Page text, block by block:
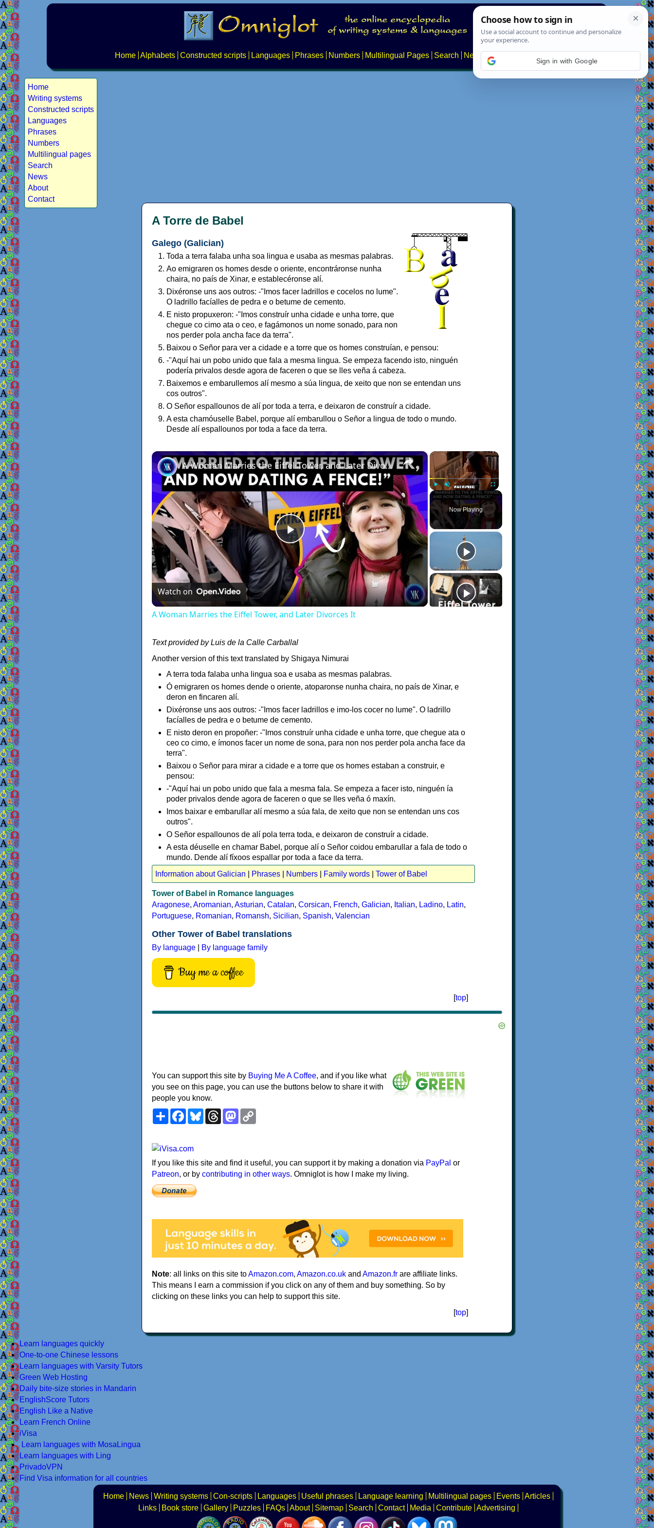
Home Alphabets Constructed scripts Languages Phrases Numbers Multilingual Pages Search News About
Home
Writing systems
Constructed scripts
Languages
Phrases
Numbers
Multilingual pages
Search
News
About
Contact
A Torre de Babel
Galego (Galician)
Toda a terra falaba unha soa lingua e usaba as mesmas palabras.
Ao emigraren os homes desde o oriente, encontráronse nunha
chaira, no país de Xinar, e establecéronse alí.
Dixéronse uns aos outros: -"Imos facer ladrillos e cocelos no lume".
O ladrillo facíalles de pedra e o betume de cemento.
E nisto propuxeron: -"Imos construír unha cidade e unha torre, que
chegue co cimo ata o ceo, e fagámonos un nome sonado, para non
nos perder pola ancha face da terra".
Baixou o Señor para ver a cidade e a torre que os homes construían, e pensou:
-"Aquí hai un pobo unido que fala a mesma lingua. Se empeza facendo isto, ninguén
podería privalos desde agora de faceren o que se lles veña á cabeza.
Baixemos e embarullemos alí mesmo a súa lingua, de xeito que non se entendan uns
cos outros".
O Señor espallounos de alí por toda a terra, e deixaron de construír a cidade.
A esta chamóuselle Babel, porque alí embarullou o Señor a lingua de todo o mundo.
Desde alí espallounos por toda a face da terra.
×
Play Unmute Fullscreen
Now Playing
×
Play
Video
A Woman Marries the Eiffel Tower, and Later Divorces It
Watch on
A Woman Marries the Eiffel Tower, and Later Divorces It
Text provided by Luis de la Calle Carballal
Another version of this text translated by Shigaya Nimurai
A terra toda falaba unha lingua soa e usaba as mesmas palabras.
Ó emigraren os homes dende o oriente, atoparonse nunha chaira, no país de Xinar, e
deron en fincaren alí.
Dixéronse uns aos outros: -"Imos facer ladrillos e imo-los cocer no lume". O ladrillo
facíalles de pedra e o betume de cemento.
E nisto deron en propoñer: -"Imos construír unha cidade e unha torre, que chegue ata o
ceo co cimo, e ímonos facer un nome de sona, para non nos perder pola ancha face da
terra".
Baixou o Señor para mirar a cidade e a torre que os homes estaban a construir, e
pensou:
-"Aquí hai un pobo unido que fala a mesma fala. Se empeza a facer isto, ninguén ía
poder privalos dende agora de faceren o que se lles veña ó maxín.
Imos baixar e embarullar alí mesmo a súa fala, de xeito que non se entendan uns cos
outros".
O Señor espallounos de alí pola terra toda, e deixaron de construír a cidade.
A esta déuselle en chamar Babel, porque alí o Señor coidou embarullar a fala de todo o
mundo. Dende alí fíxoos espallar por toda a face da terra.
Information about Galician
Phrases Numbers Family words Tower of Babel
Tower of Babel in Romance languages
Aragonese, Aromanian, Asturian, Catalan, Corsican, French, Galician, Italian, Ladino, Latin,
Portuguese, Romanian, Romansh, Sicilian, Spanish, Valencian
Other Tower of Babel translations
By language By language family
Buy me a coffee
[top]
You can support this site by Buying Me A Coffee, and if you like what
you see on this page, you can use the buttons below to share it with
people you know.
ShareFacebookBlueskyThreadsMastodon
If you like this site and find it useful, you can support it by making a donation via PayPal or
Patreon, or by contributing in other ways. Omniglot is how I make my living.
Note: all links on this site toAmazon.com, Amazon.co.uk and Amazon.fr are affiliate links.
This means I earn a commission if you click on any of them and buy something. So by
clicking on these links you can help to support this site.
[top]
Learn languages quickly
One-to-one Chinese lessons
Learn languages with Varsity Tutors
Green Web Hosting
Daily bite-size stories in Mandarin
EnglishScore Tutors
English Like a Native
Learn French Online
iVisa
Learn languages with MosaLingua
Learn languages with Ling
PrivadoVPN
Find Visa information for all countries
Home News Writing systems Con-scripts Languages Useful phrases Language learning Multilingual pages Events Articles
Links
Book store Gallery Puzzles FAQs About Sitemap Search Contact Media Contribute Advertising
Sign in with Google